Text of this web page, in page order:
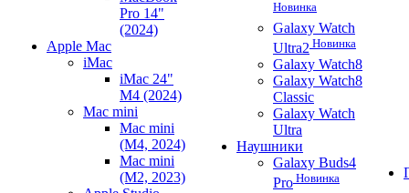
Pro 14"
(2024)
Apple Mac
iMac
iMac 24"
M4 (2024)
Mac mini
Mac mini
(M4, 2024)
Mac mini
(M2, 2023)
Новинка
Galaxy Watch
Ultra2 Новинка
Galaxy Watch8
Galaxy Watch8
Classic
Galaxy Watch
Ultra
Наушники
Galaxy Buds4
Pro Новинка